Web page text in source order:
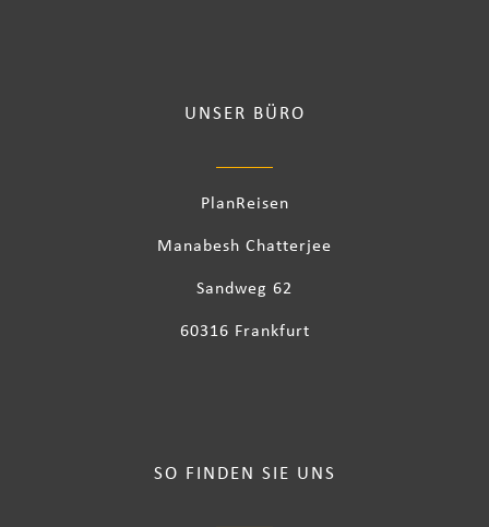
UNSER BÜRO
PlanReisen
Manabesh Chatterjee
Sandweg 62
60316 Frankfurt
SO FINDEN SIE UNS